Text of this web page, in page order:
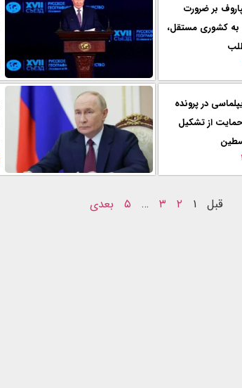
بر ضرورت
به کشوری مستقل،
در پرونده
از تشکیل
قبل ۱ ۲ ۳ … ۵ بعدی